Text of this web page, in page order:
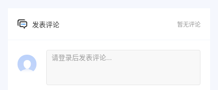
发表评论 暂无评论